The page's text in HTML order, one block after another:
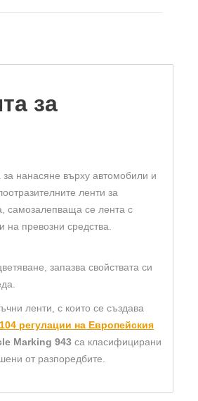
за
нанасяне върху автомобили и
ленти за
самозалепваща се лента с
превозни средства.
запазва свойствата си
ленти, с които се създава
регулации на Европейския
Marking 943 са класифицирани
от разпоредбите.